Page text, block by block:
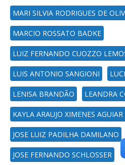
MARI SILVIA RODRIGUES DE
MARCIO ROSSATO BADKE
LUIZ FERNANDO CUOZZO
LUIS ANTONIO SANGIONI
LENISA BRANDÃO LEANDRA
KAYLA ARAUJO XIMENES
JOSE LUIZ PADILHA DAMILANO
JOSE FERNANDO SCHLOSSER